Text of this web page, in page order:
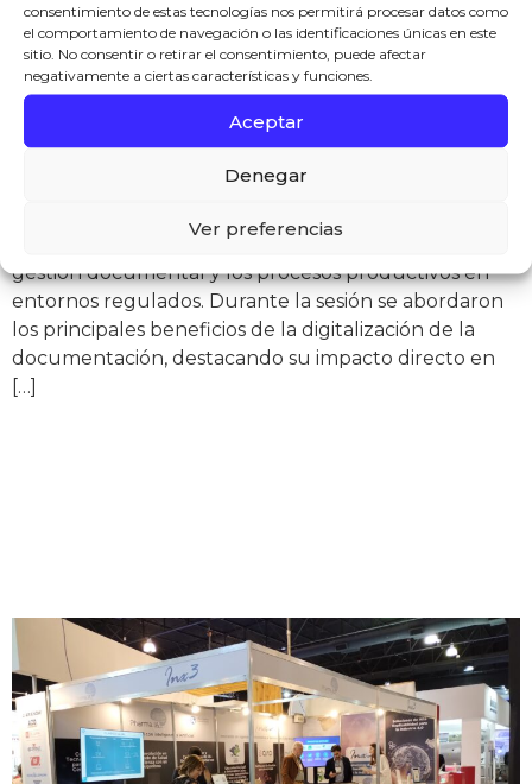
consentimiento de estas tecnologías nos permitirá procesar datos como
el comportamiento de navegación o las identificaciones únicas en este
sitio. No consentir o retirar el consentimiento, puede afectar
negativamente a ciertas características y funciones.
Aceptar
Denegar
Ver preferencias
“Tecnología 4.0 aplicada a la industria farmacéutica”,
herramientas digitales están transformando la
gestión documental y los procesos productivos en
entornos regulados. Durante la sesión se abordaron
los principales beneficios de la digitalización de la
documentación, destacando su impacto directo en
[…]